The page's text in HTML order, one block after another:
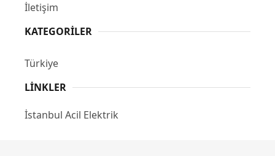
İletişim
KATEGORILER
Türkiye
LINKLER
İstanbul Acil Elektrik